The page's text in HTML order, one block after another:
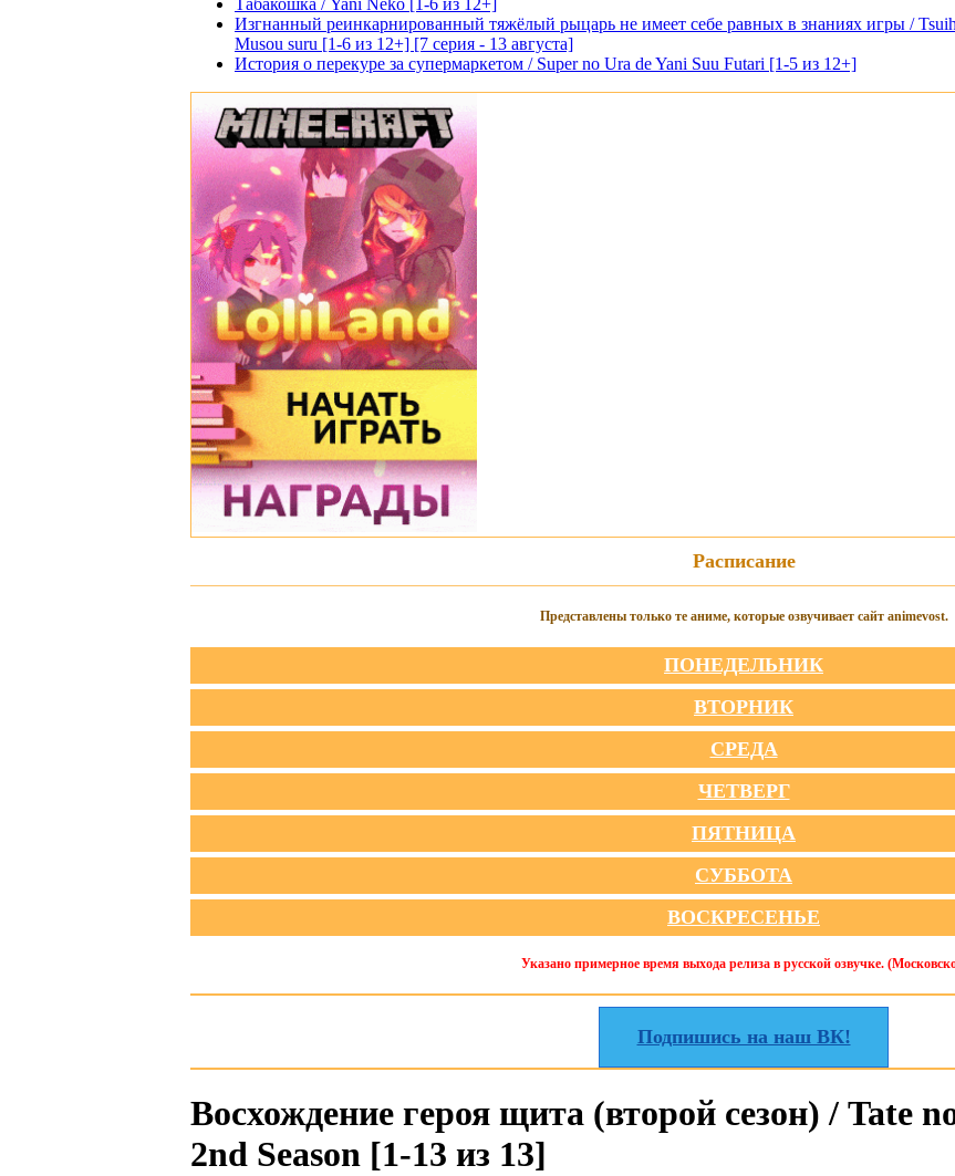
Изгнанный реинкарнированный тяжёлый рыцарь не имеет себе равных в знаниях игры /
Musou suru [1-6 из 12+] [7 серия - 13 августа]
История о перекуре за супермаркетом / Super no Ura de Yani Suu Futari [1-5 из 12+]
Расписание
Представлены только те аниме, которые озвучивает сайт animevost.
ПОНЕДЕЛЬНИК
ВТОРНИК
СРЕДА
ЧЕТВЕРГ
ПЯТНИЦА
СУББОТА
ВОСКРЕСЕНЬЕ
Указано примерное время выхода релиза в русской озвучке.
Подпишись на наш ВК!
Восхождение героя щита (второй сезон) / Tate
2nd Season [1-13 из 13]